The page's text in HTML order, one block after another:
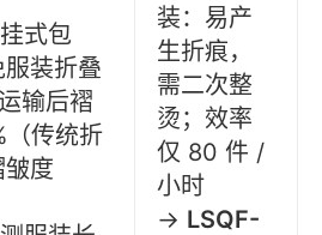
式包
装折叠
输后褶
传统折
度
装：易产
生折痕，
需二次整
烫；效率
仅 80 件 /
小时
→ LSQF-